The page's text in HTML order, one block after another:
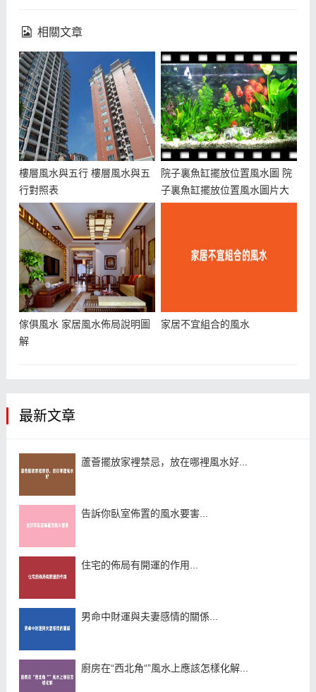
相關文章
樓層風水與五行 樓層風水與五
行對照表
院子裏魚缸擺放位置風水圖 院
子裏魚缸擺放位置風水圖片大
傢俱風水 家居風水佈局說明圖
解
家居不宜組合的風水
最新文章
蘆薈擺放家裡禁忌，放在哪裡風水好...
告訴你臥室佈置的風水要害...
住宅的佈局有開運的作用...
男命中財運與夫妻感情的關係...
廚房在“西北角“”風水上應該怎樣化解...